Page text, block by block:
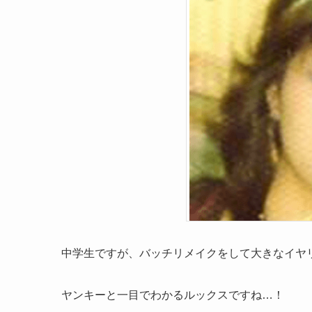
中学生ですが、バッチリメイクをして大きなイヤ
ヤンキーと一目でわかるルックスですね…！